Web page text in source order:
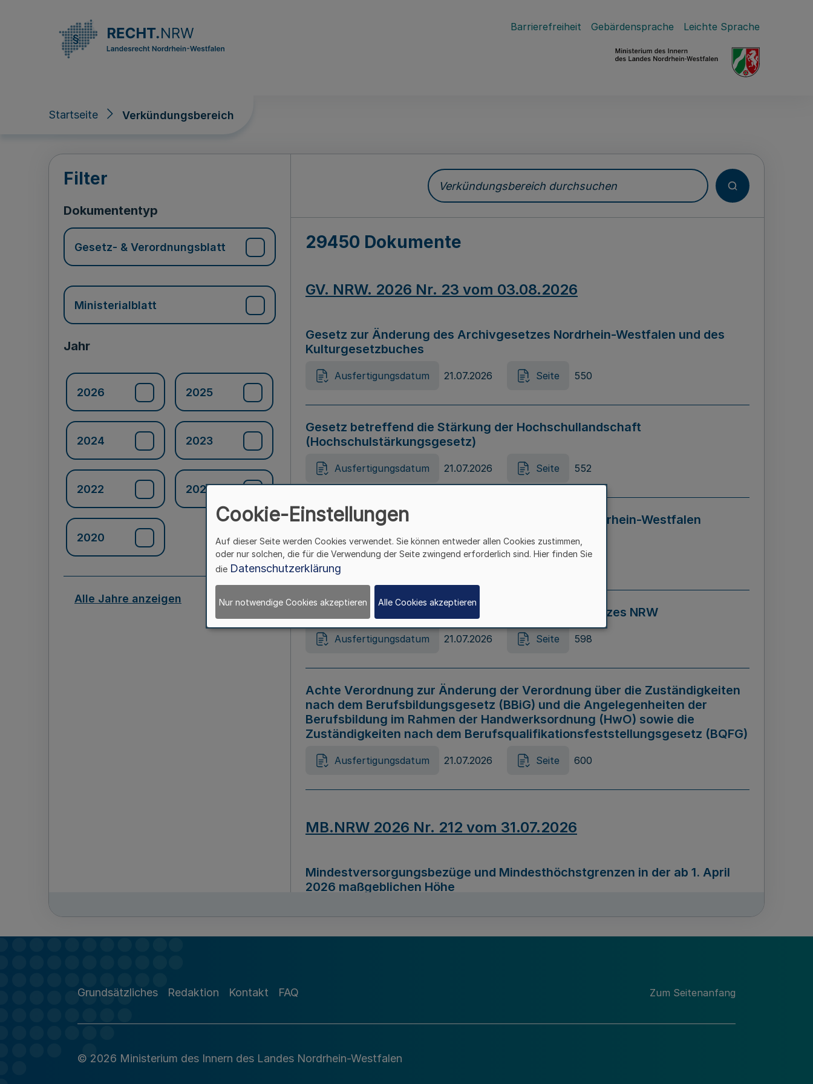
Barrierefreiheit Gebärdensprache Leichte Sprache
Startseite Verkündungsbereich
Verkündungsbereich
Filter
Dokumententyp
Gesetz- & Verordnungsblatt
Ministerialblatt
Jahr
2026 2025
2024 2023
2022 2021
2020
Alle Jahre anzeigen
Verkündungsbereich durchsuchen
29450 Dokumente
GV. NRW. 2026 Nr. 23 vom 03.08.2026
Gesetz zur Änderung des Archivgesetzes Nordrhein-Westfalen und des
Kulturgesetzbuches
Ausfertigungsdatum 21.07.2026 Seite 550
Gesetz betreffend die Stärkung der Hochschullandschaft
(Hochschulstärkungsgesetz)
Ausfertigungsdatum 21.07.2026 Seite 552
Gesetz zur Vermeidung von Diskriminierung in Nordrhein-Westfalen
(Landesantidiskriminierungsgesetz – LADG NRW)
Ausfertigungsdatum 21.07.2026 Seite 595
Gesetz zur Änderung des Online-Casinospiel Gesetzes NRW
Ausfertigungsdatum 21.07.2026 Seite 598
Achte Verordnung zur Änderung der Verordnung über die Zuständigkeiten
nach dem Berufsbildungsgesetz (BBiG) und die Angelegenheiten der
Berufsbildung im Rahmen der Handwerksordnung (HwO) sowie die
Zuständigkeiten nach dem Berufsqualifikationsfeststellungsgesetz (BQFG)
Ausfertigungsdatum 21.07.2026 Seite 600
MB.NRW 2026 Nr. 212 vom 31.07.2026
Mindestversorgungsbezüge und Mindesthöchstgrenzen in der ab 1. April
2026 maßgeblichen Höhe
Richtlinie zur Durchführung des Förderprogramms „Mittelstand Innovativ &
Grundsätzliches Redaktion Kontakt FAQ Zum Seitenanfang
© 2026 Ministerium des Innern des Landes Nordrhein-Westfalen
Cookie-Einstellungen
Auf dieser Seite werden Cookies verwendet. Sie können entweder allen Cookies zustimmen,
oder nur solchen, die für die Verwendung der Seite zwingend erforderlich sind. Hier finden Sie
die Datenschutzerklärung
Nur notwendige Cookies akzeptieren Alle Cookies akzeptieren